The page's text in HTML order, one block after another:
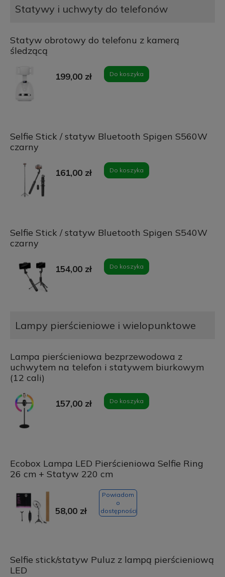
Statywy i uchwyty do telefonów
Statyw obrotowy do telefonu z kamerą
śledzącą
199,00 zł Do koszyka
Selfie Stick / statyw Bluetooth Spigen S560W
czarny
161,00 zł Do koszyka
Selfie Stick / statyw Bluetooth Spigen S540W
czarny
154,00 zł Do koszyka
Lampy pierścieniowe i wielopunktowe
Lampa pierścieniowa bezprzewodowa z
uchwytem na telefon i statywem biurkowym
(12 cali)
157,00 zł Do koszyka
Ecobox Lampa LED Pierścieniowa Selfie Ring
26 cm + Statyw 220 cm
58,00 zł
Powiadom
o
dostępności
Selfie stick/statyw Puluz z lampą pierścieniową
LED